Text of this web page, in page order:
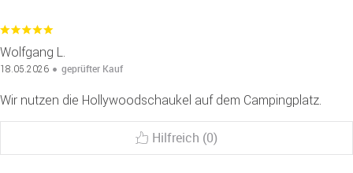
Wolfgang L.
18.05.2026 geprüfter Kauf
Wir nutzen die Hollywoodschaukel auf dem Campingplatz.
Hilfreich (0)